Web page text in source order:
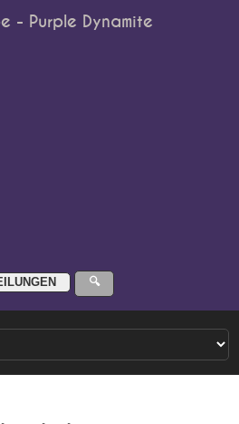
- Purple Dynamite